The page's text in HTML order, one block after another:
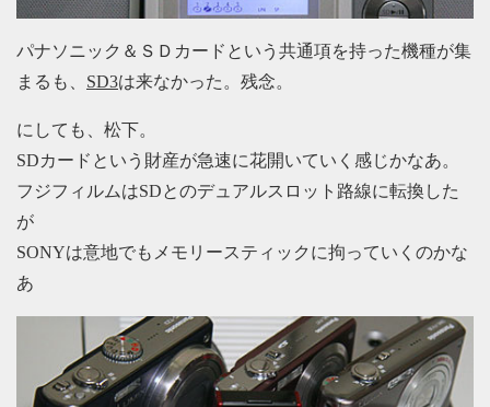
パナソニック＆ＳＤカードという共通項を持った機種が集
まるも、 SD3は来なかった。残念。
にしても、松下。
SDカードという財産が急速に花開いていく感じかなあ。
フジフィルムはSDとのデュアルスロット路線に転換した
が
SONYは意地でもメモリースティックに拘っていくのかな
あ